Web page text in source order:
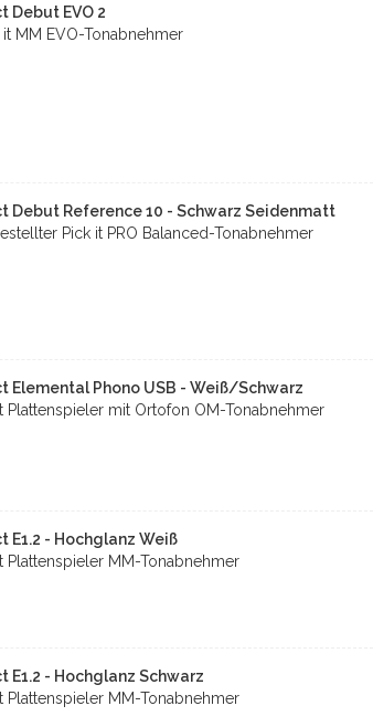
Debut EVO 2
it MM EVO-Tonabnehmer
Debut Reference 10 - Schwarz Seidenmatt
Pick it PRO Balanced-Tonabnehmer
Elemental Phono USB - Weiß/Schwarz
Plattenspieler mit Ortofon OM-Tonabnehmer
E1.2 - Hochglanz Weiß
Plattenspieler MM-Tonabnehmer
E1.2 - Hochglanz Schwarz
Plattenspieler MM-Tonabnehmer